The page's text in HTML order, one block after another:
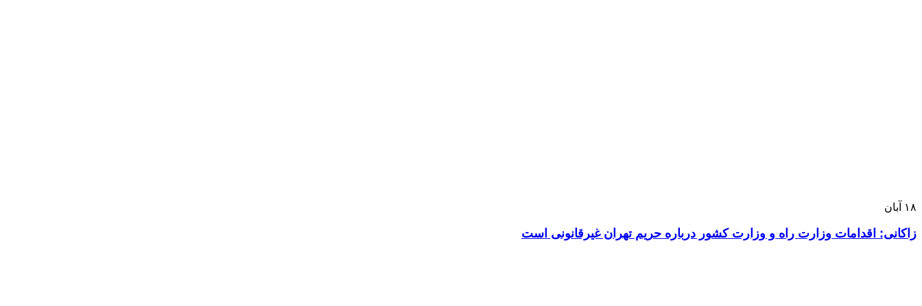
۱۸ آبان
زاکانی: اقدامات وزارت راه و وزارت کشور درباره حریم تهران غیرقانونی است